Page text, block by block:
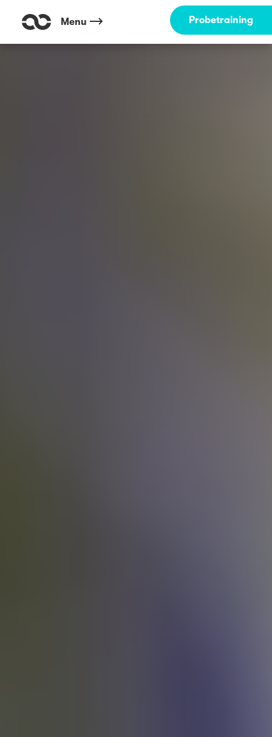
Menu Probetraining